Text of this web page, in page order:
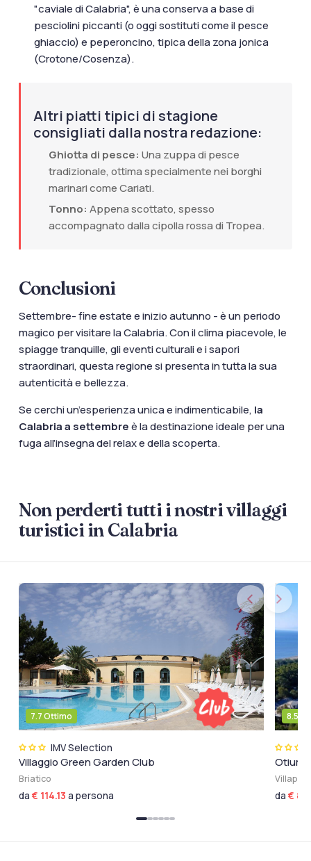
"caviale di Calabria", è una conserva a base di
pesciolini piccanti (o oggi sostituti come il pesce
ghiaccio) e peperoncino, tipica della zona jonica
(Crotone/Cosenza).
Altri piatti tipici di stagione
consigliati dalla nostra redazione:
Ghiotta di pesce: Una zuppa di pesce
tradizionale, ottima specialmente nei borghi
marinari come Cariati.
Tonno: Appena scottato, spesso
accompagnato dalla cipolla rossa di Tropea.
Conclusioni
Settembre- fine estate e inizio autunno - è un periodo
magico per visitare la Calabria. Con il clima piacevole, le
spiagge tranquille, gli eventi culturali e i sapori
straordinari, questa regione si presenta in tutta la sua
autenticità e bellezza.
Se cerchi un’esperienza unica e indimenticabile, la
Calabria a settembreè la destinazione ideale per una
fuga all’insegna del relax e della scoperta.
Non perderti tutti i nostri villaggi
turistici in Calabria
7.7 Ottimo
IMV Selection
Villaggio Green Garden Club
Briatico
da € 114.13 a persona
8.5
Otium
da€ 82